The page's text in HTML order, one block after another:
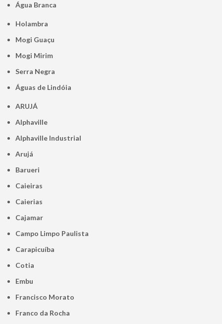
Água Branca
Holambra
Mogi Guaçu
Mogi Mirim
Serra Negra
Águas de Lindóia
ARUJÁ
Alphaville
Alphaville Industrial
Arujá
Barueri
Caieiras
Caierias
Cajamar
Campo Limpo Paulista
Carapicuíba
Cotia
Embu
Francisco Morato
Franco da Rocha